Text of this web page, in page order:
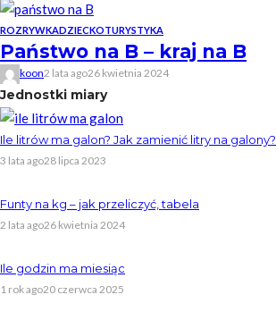
ROZRYWKADZIECKOTURYSTYKA
Państwo na B – kraj na B
koon2 lata ago26 kwietnia 2024
Jednostki miary
Ile litrów ma galon? Jak zamienić litry na galony?
3 lata ago28 lipca 2023
Funty na kg – jak przeliczyć, tabela
2 lata ago26 kwietnia 2024
Ile godzin ma miesiąc
1 rok ago20 czerwca 2025